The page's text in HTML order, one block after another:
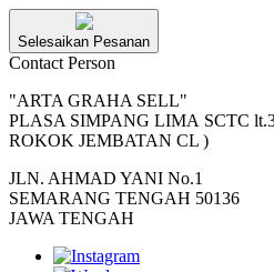
Selesaikan Pesanan
Contact Person
"ARTA GRAHA SELL"
PLASA SIMPANG LIMA SCTC
ROKOK JEMBATAN CL )
JLN. AHMAD YANI No.1
SEMARANG TENGAH 50136
JAWA TENGAH